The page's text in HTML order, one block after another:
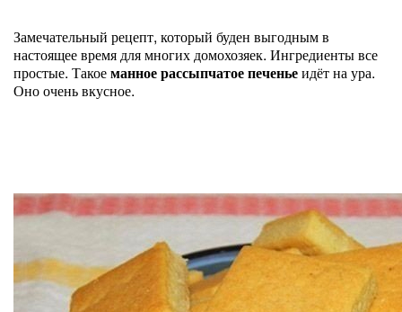
Замечательный рецепт, который буден выгодным в
настоящее время для многих домохозяек. Ингредиенты все
простые. Такоеманное рассыпчатое печеньеидёт на ура.
Оно очень вкусное.